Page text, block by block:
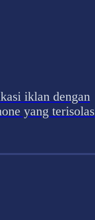
iklan dengan
yang